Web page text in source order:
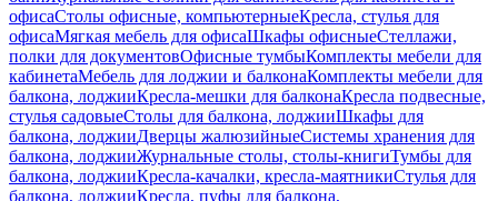
офисаСтолы офисные, компьютерныеКресла, стулья для
офисаМягкая мебель для офисаШкафы офисныеСтеллажи,
полки для документовОфисные тумбыКомплекты мебели для
кабинетаМебель для лоджии и балконаКомплекты мебели для
балкона, лоджииКресла-мешки для балконаКресла подвесные,
стулья садовыеСтолы для балкона, лоджииШкафы для
балкона, лоджииДверцы жалюзийныеСистемы хранения для
балкона, лоджииЖурнальные столы, столы-книгиТумбы для
балкона, лоджииКресла-качалки, кресла-маятникиСтулья для
балкона, лоджииКресла, пуфы для балкона,